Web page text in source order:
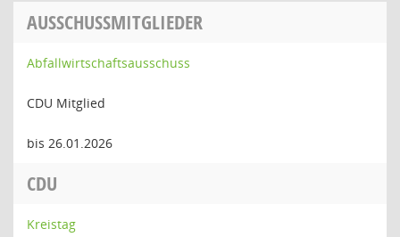
AUSSCHUSSMITGLIEDER
Abfallwirtschaftsausschuss
CDU Mitglied
bis 26.01.2026
CDU
Kreistag